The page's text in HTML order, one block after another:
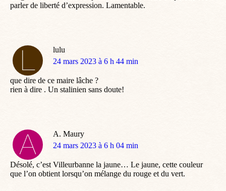
parler de liberté d’expression. Lamentable.
lulu
dit
24 mars 2023 à 6 h 44 min
que dire de ce maire lâche ?
rien à dire . Un stalinien sans doute!
A. Maury
dit
24 mars 2023 à 6 h 04 min
Désolé, c’est Villeurbanne la jaune… Le jaune, cette couleur
que l’on obtient lorsqu’on mélange du rouge et du vert.